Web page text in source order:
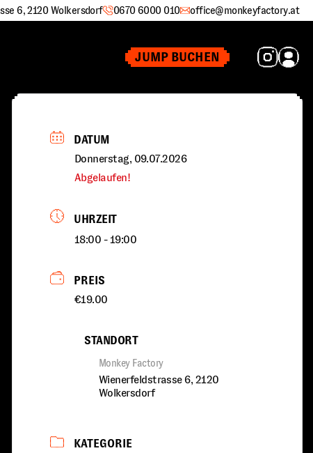
6, 2120 Wolkersdorf 0670 6000 010 office@monkeyfactory.at
JUMP BUCHEN
DATUM
Donnerstag, 09.07.2026
Abgelaufen!
UHRZEIT
18:00 - 19:00
PREIS
€19.00
STANDORT
Monkey Factory
Wienerfeldstrasse 6, 2120
Wolkersdorf
KATEGORIE